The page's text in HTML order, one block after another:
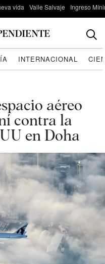
vida Valle Salvaje Ingreso
INTERNACIONAL
aéreo
contra la
en Doha